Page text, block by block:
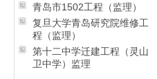
青岛市1502工程（监理）
复旦大学青岛研究院维修工
程（监理）
第十二中学迁建工程（灵山
卫中学）监理